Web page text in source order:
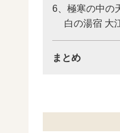
6、極寒の中の
白の湯宿 大
まとめ